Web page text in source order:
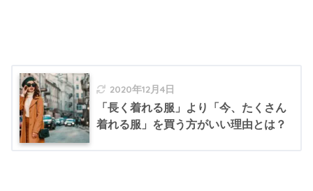
2020年12月4日
「長く着れる服」より「今、たくさん
着れる服」を買う方がいい理由とは？